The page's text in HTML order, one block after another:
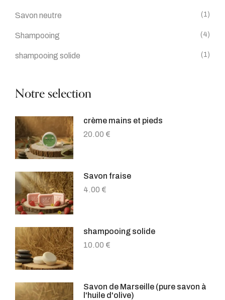
Savon neutre (1)
Shampooing (4)
shampooing solide (1)
Notre selection
crème mains et pieds
20.00 €
Savon fraise
4.00 €
shampooing solide
10.00 €
Savon de Marseille (pure savon à
l'huile d'olive)